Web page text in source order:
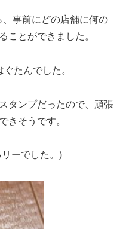
事前にどの店舗に何の
ことができました。
たんでした。
タンプだったので、頑張
きそうです。
ーでした。)